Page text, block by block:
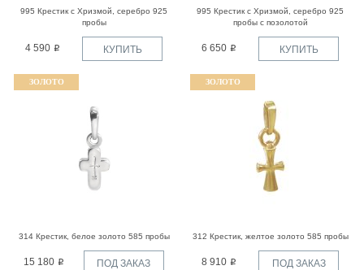
995 Крестик с Хризмой, серебро 925
пробы
4 590 КУПИТЬ
995 Крестик с Хризмой, серебро 925
пробы с позолотой
6 650 КУПИТЬ
ЗОЛОТО
314 Крестик, белое золото 585 пробы
15 180 ПОД ЗАКАЗ
ЗОЛОТО
312 Крестик, желтое золото 585 пробы
8 910 ПОД ЗАКАЗ